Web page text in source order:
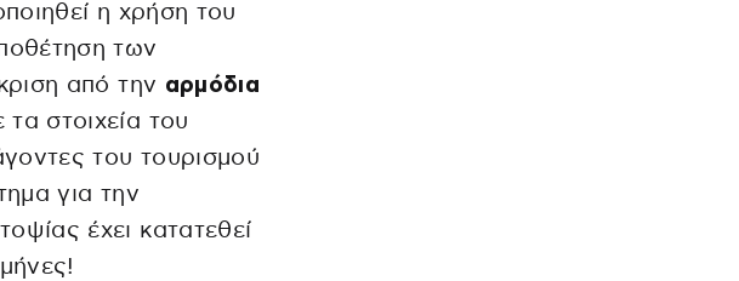
η χρήση του
των
από την αρμόδια
στοιχεία του
του τουρισμού
για την
έχει κατατεθεί